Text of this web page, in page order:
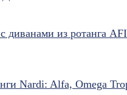
диванами из ротанга
Nardi: Alfa, Omega